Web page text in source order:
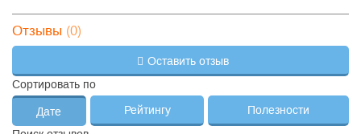
Отзывы (0)
Оставить отзыв
Сортировать по
Дате Рейтингу
Полезности